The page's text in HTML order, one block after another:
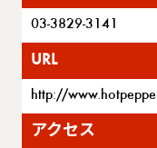
03-3829-3141
URL
http://
アクセス